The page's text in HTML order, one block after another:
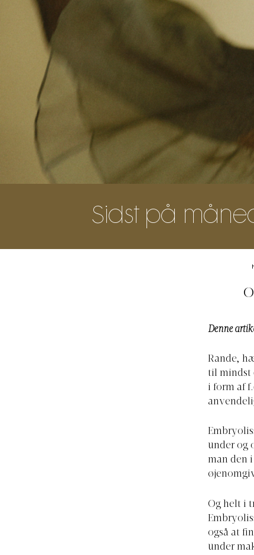
Sidst på
Denne
Rande,
til mindst
i form af
under og
man den
Og helt i
også at
under